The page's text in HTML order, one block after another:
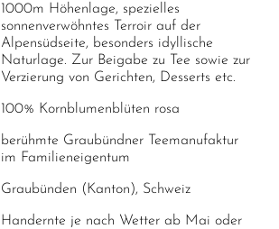
1000m Höhenlage, spezielles
sonnenverwöhntes Terroir auf der
Alpensüdseite, besonders idyllische
Naturlage. Zur Beigabe zu Tee sowie zur
Verzierung von Gerichten, Desserts etc.
100% Kornblumenblüten rosa
berühmte Graubündner Teemanufaktur
im Familieneigentum
Graubünden (Kanton), Schweiz
Handernte je nach Wetter ab Mai oder